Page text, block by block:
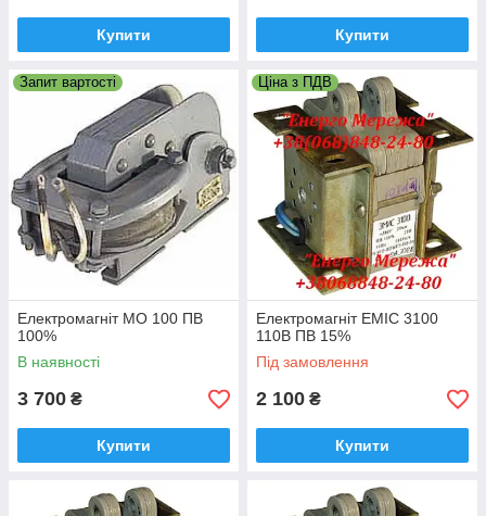
Купити Купити
Запит вартості
Електромагніт МО 100 ПВ
100%
В наявності
3 700 ₴
Купити
Ціна з ПДВ
Електромагніт ЕМІС 3100
110В ПВ 15%
Під замовлення
2 100 ₴
Купити